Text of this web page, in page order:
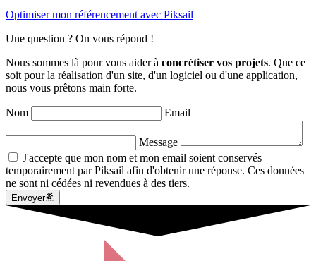
Optimiser mon référencement avec Piksail
Une question ? On vous répond !
Nous sommes là pour vous aider à concrétiser vos projets. Que ce
soit pour la réalisation d'un site, d'un logiciel ou d'une application,
nous vous prêtons main forte.
Nom Email
Message
J'accepte que mon nom et mon email soient conservés
temporairement par Piksail afin d'obtenir une réponse. Ces données
ne sont ni cédées ni revendues à des tiers.
Envoyer